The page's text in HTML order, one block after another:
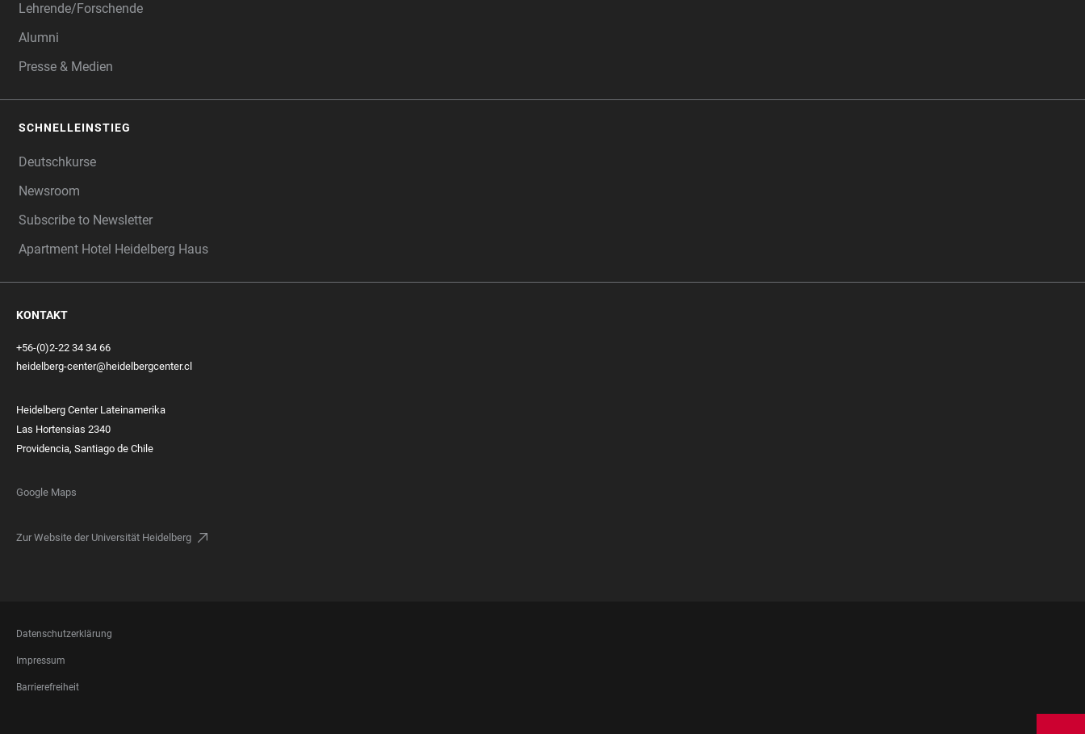
Lehrende/Forschende
Alumni
Presse & Medien
SCHNELLEINSTIEG
Deutschkurse
Newsroom
Subscribe to Newsletter
Apartment Hotel Heidelberg Haus
KONTAKT
+56-(0)2-22 34 34 66
heidelberg-center@heidelbergcenter.cl
Heidelberg Center Lateinamerika
Las Hortensias 2340
Providencia, Santiago de Chile
Google Maps
Zur Website der Universität Heidelberg
FOOTER
LEGAL
Datenschutzerklärung
Impressum
Barrierefreiheit